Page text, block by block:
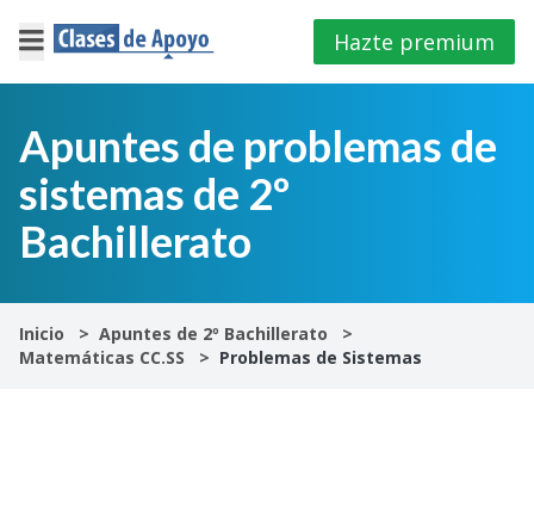
×
Iniciar
sesión
E.S.O
Hazte premium
Apuntes de problemas de
sistemas de 2º
Bachillerato
Inicio
Apuntes de 2º Bachillerato
Matemáticas CC.SS
Problemas de Sistemas